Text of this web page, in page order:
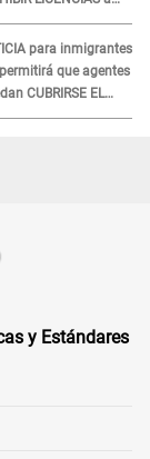
ESTE
para inmigrantes
permitirá que agentes
CUBRIRSE EL
y Estándares